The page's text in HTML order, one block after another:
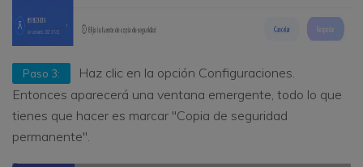
Paso 3:
Haz clic en la opción Configuraciones.
Entonces aparecerá una ventana emergente, todo lo que
tienes que hacer es marcar "Copia de seguridad
permanente".